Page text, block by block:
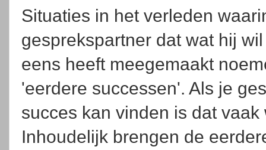
Situaties in het verleden
gesprekspartner dat wat hij
eens heeft meegemaakt
'eerdere successen'. Als je
succes kan vinden is dat
Inhoudelijk brengen de